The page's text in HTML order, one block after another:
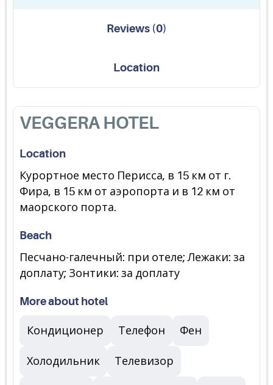
Reviews(0)
Location
VEGGERA HOTEL
Location
Курортное место Перисса, в 15 км от г.
Фира, в 15 км от аэропорта и в 12 км от
маорского порта.
Beach
Песчано-галечный: при отеле; Лежаки: за
доплату; Зонтики: за доплату
More about hotel
Кондиционер Телефон Фен
Холодильник Телевизор